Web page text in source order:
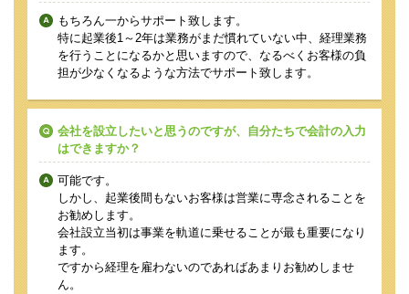
もちろん一からサポート致します。
特に起業後1～2年は業務がまだ慣れていない中、経理業務
を行うことになるかと思いますので、なるべくお客様の負
担が少なくなるような方法でサポート致します。
会社を設立したいと思うのですが、自分たちで会計の入力
はできますか？
可能です。
しかし、起業後間もないお客様は営業に専念されることを
お勧めします。
会社設立当初は事業を軌道に乗せることが最も重要になり
ます。
ですから経理を雇わないのであればあまりお勧めしませ
ん。